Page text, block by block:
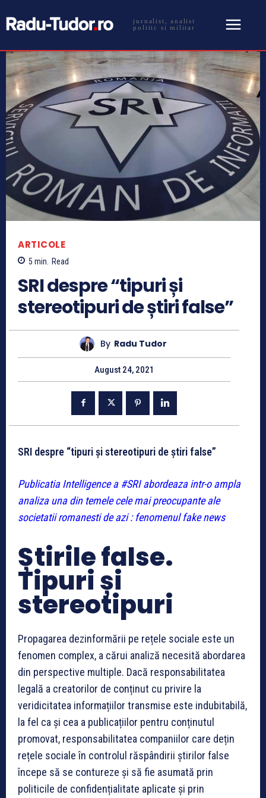
jurnalist, analist
politic si militar
ARTICOLE
5 min. Read
SRI despre “tipuri și
stereotipuri de știri false”
By Radu Tudor
August 24, 2021
SRI despre “tipuri și stereotipuri de știri false”
Publicatia Intelligence a #SRI abordeaza intr-o ampla
analiza una din temele cele mai preocupante ale
societatii romanesti de azi : fenomenul fake news
Știrile false.
Tipuri și
stereotipuri
Propagarea dezinformării pe rețele sociale este un
fenomen complex, a cărui analiză necesită abordarea
din perspective multiple. Dacă responsabilitatea
legală a creatorilor de conținut cu privire la
veridicitatea informațiilor transmise este indubitabilă,
la fel ca și cea a publicațiilor pentru conținutul
promovat, responsabilitatea companiilor care dețin
rețele sociale în controlul răspândirii știrilor false
începe să se contureze și să fie asumată prin
politicile de confidențialitate aplicate și prin